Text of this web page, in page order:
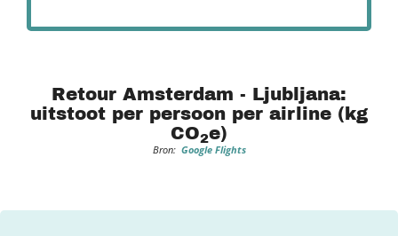
Retour Amsterdam - Ljubljana:
uitstoot per persoon per airline (kg
CO2e)
Bron: Google Flights